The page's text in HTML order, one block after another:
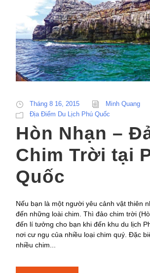
Tháng 8 16, 2015
Minh Quang
Địa Điểm Du Lịch Phú Quốc
Hòn Nhạn –
Chim Trời tại
Quốc
Nếu bạn là một người yêu cảnh vật thiên
đến những loài chim. Thì đảo chim trời
đến lí tưởng cho bạn khi đến khu du lịch
nơi cư ngụ của nhiều loại chim quý. Đặc
nhiều chim...